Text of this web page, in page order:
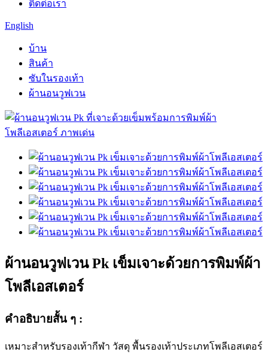
ติดต่อเรา
English
บ้าน
สินค้า
ซับในรองเท้า
ผ้านอนวูฟเวน
ผ้านอนวูฟเวน Pk เข็มเจาะด้วยการพิมพ์ผ้า
โพลีเอสเตอร์
คำอธิบายสั้น ๆ :
เหมาะสำหรับรองเท้ากีฬา วัสดุ พื้นรองเท้าประเภทโพลีเอสเตอร์